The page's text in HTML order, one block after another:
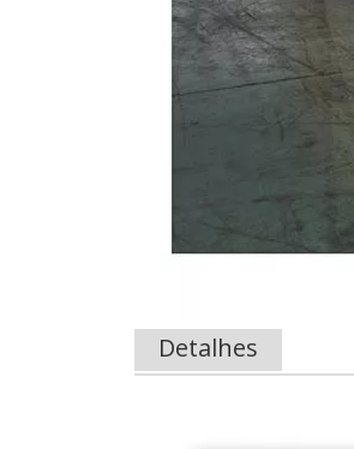
Detalhes